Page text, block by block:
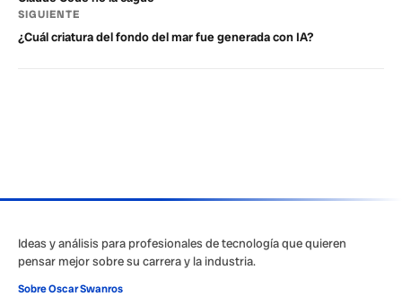
SIGUIENTE
¿Cuál criatura del fondo del mar fue generada con IA?
Ideas y análisis para profesionales de tecnología que quieren
pensar mejor sobre su carrera y la industria.
Sobre Oscar Swanros